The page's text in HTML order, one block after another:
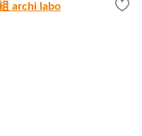
archi labo